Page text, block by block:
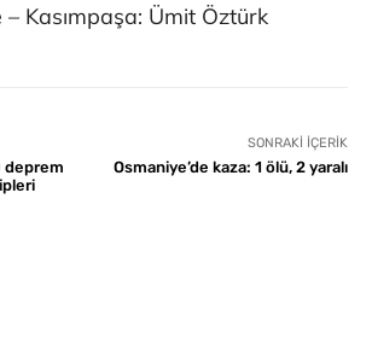
Kasımpaşa: Ümit Öztürk
deprem
SONRAKI İÇERIK
Osmaniye’de kaza: 1 ölü, 2 yaralı